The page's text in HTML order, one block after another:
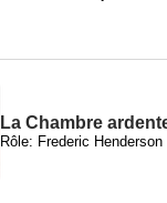
La Chambre
Rôle: Frederic Henderson